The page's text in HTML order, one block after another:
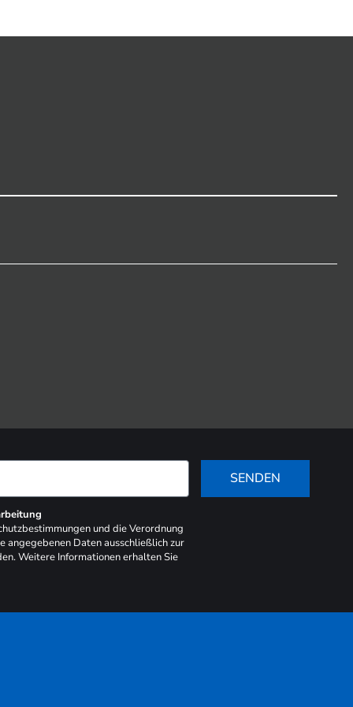
SENDEN
und die Verordnung
angegebenen Daten ausschließlich zur
Weitere Informationen erhalten Sie